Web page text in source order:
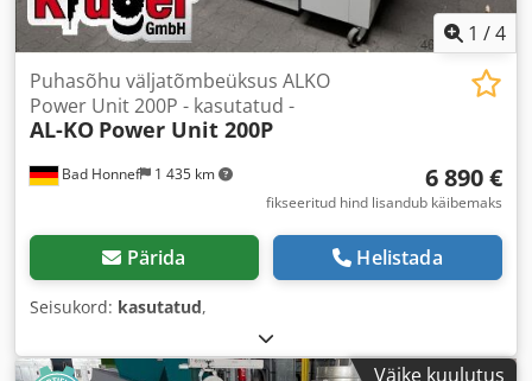
1 /4
Bad Honnef 1 435 km
Puhasõhu väljatõmbeüksus ALKO
Power Unit 200P - kasutatud -
AL-KO Power Unit 200P
6 890 €
fikseeritud hind lisandub käibemaks
Pärida Helistada
Seisukord: kasutatud,
Väike kuulutus